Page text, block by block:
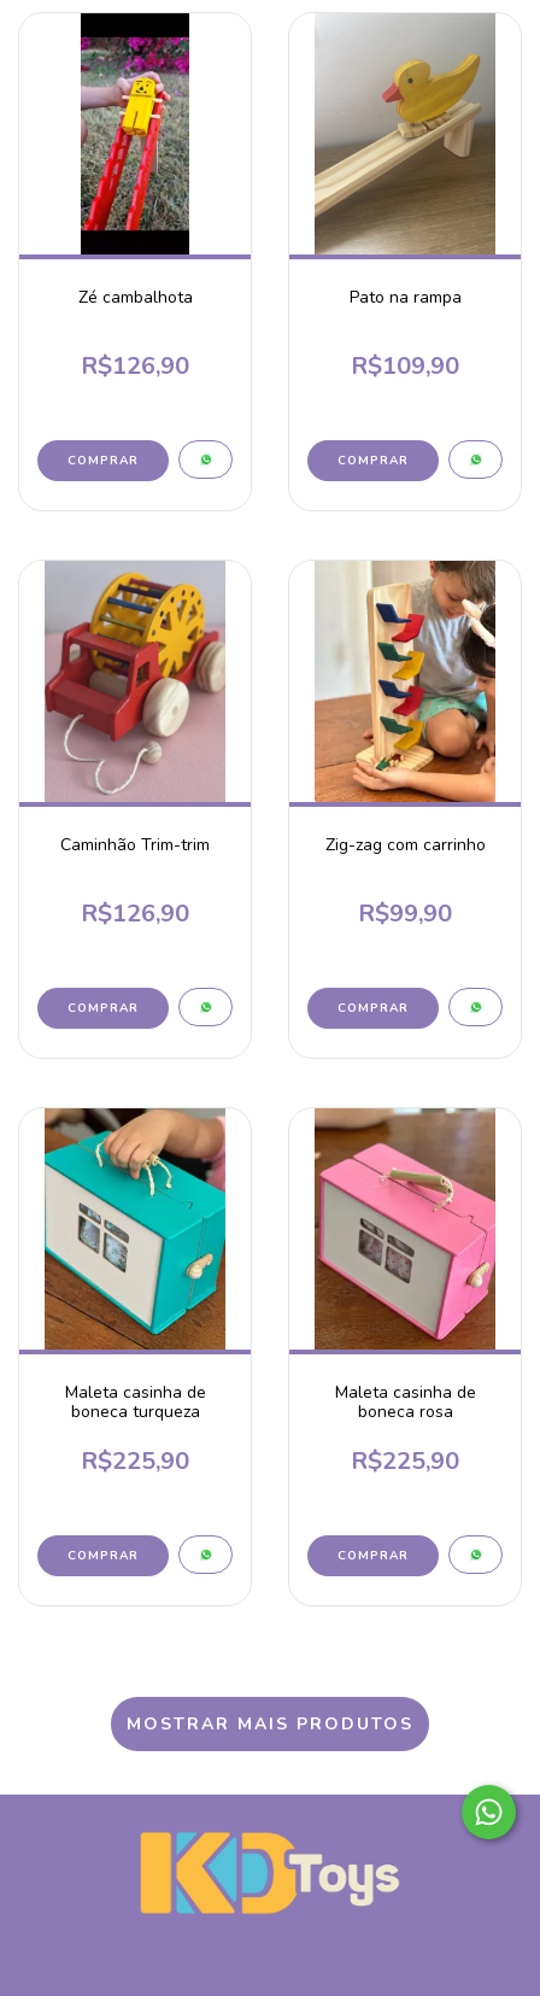
Zé cambalhota
R$126,90
Pato na rampa
R$109,90
Caminhão Trim-trim
R$126,90
Zig-zag com carrinho
R$99,90
Maleta casinha de
boneca turqueza
R$225,90
Maleta casinha de
boneca rosa
R$225,90
MOSTRAR MAIS PRODUTOS